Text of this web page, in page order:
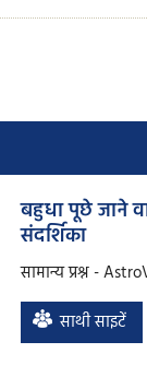
बहुधा पूछे जाने
संदर्शिका
सामान्य प्रश्न -
साथी साइटें